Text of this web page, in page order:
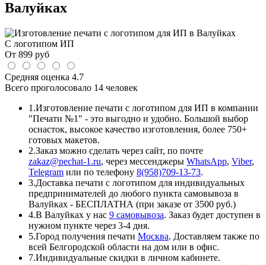
Валуйках
С логотипом ИП
От 899 руб
Средняя оценка 4.7
Всего проголосовало 14 человек
1.Изготовление печати с логотипом для ИП в компании
"Печати №1" - это выгодно и удобно. Большой выбор
оснасток, высокое качество изготовления, более 750+
готовых макетов.
2.Заказ можно сделать через сайт, по почте
zakaz@pechat-1.ru, через мессенджеры WhatsApp, Viber,
Telegram или по телефону 8(958)709-13-73.
3.Доставка печати с логотипом для индивидуальных
предпринимателей до любого пункта самовывоза в
Валуйках - БЕСПЛАТНА (при заказе от 3500 руб.)
4.В Валуйках у нас 9 самовывоза. Заказ будет доступен в
нужном пункте через 3-4 дня.
5.Город получения печати Москва. Доставляем также по
всей Белгородской области на дом или в офис.
7.Индивидуальные скидки в личном кабинете.